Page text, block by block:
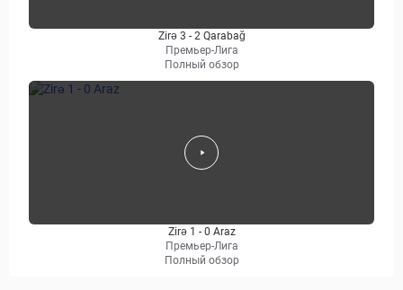
Zirə 3 - 2 Qarabağ
Премьер-Лига
Полный обзор
Zirə 1 - 0 Araz
Премьер-Лига
Полный обзор